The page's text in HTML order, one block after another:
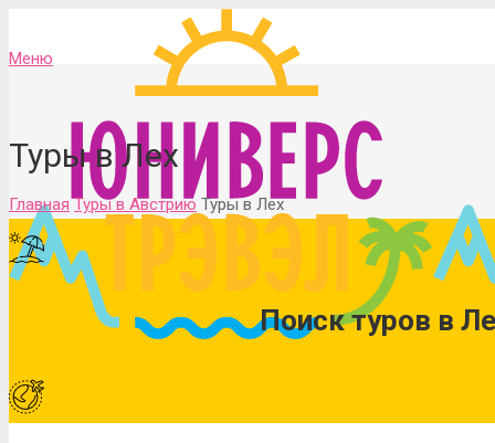
Меню
Туры в Лех
Главная Туры в Австрию Туры в Лех
Поиск туров в